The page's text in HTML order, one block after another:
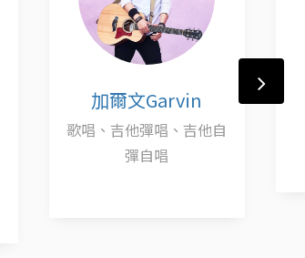
加爾文Garvin
歌唱、吉他彈唱、吉他自
彈自唱